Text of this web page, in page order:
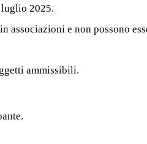
2025.
associazioni e non possono
ammissibili.